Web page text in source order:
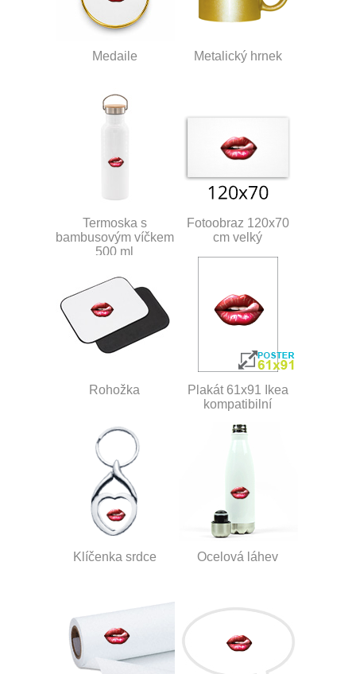
Medaile Metalický hrnek
Termoska s
bambusovým víčkem
500 ml
Fotoobraz 120x70
cm velký
Rohožka
Plakát 61x91 Ikea
kompatibilní
Klíčenka srdce Ocelová láhev